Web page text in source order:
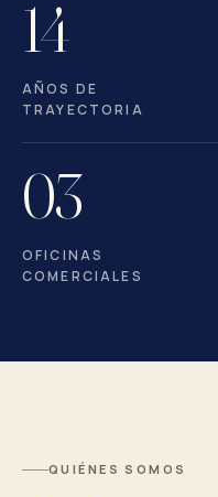
14
AÑOS DE
TRAYECTORIA
03
OFICINAS
COMERCIALES
QUIÉNES SOMOS